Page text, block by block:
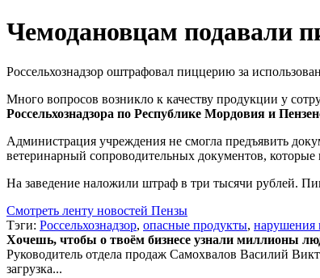
Чемодановцам подавали
Россельхознадзор оштрафовал пиццерию за
Много вопросов возникло к качеству продукции у
Россельхознадзора по Республике Мордовия и
Администрация учреждения не смогла предъявить
ветеринарный сопроводительных документов, которые
На заведение наложили штраф в три тысячи рублей.
Смотреть ленту новостей Пензы
Тэги: Россельхознадзор, опасные продукты, нарушения
Хочешь, чтобы о твоём бизнесе узнали миллионы
Руководитель отдела продаж Самохвалов Василий
загрузка...